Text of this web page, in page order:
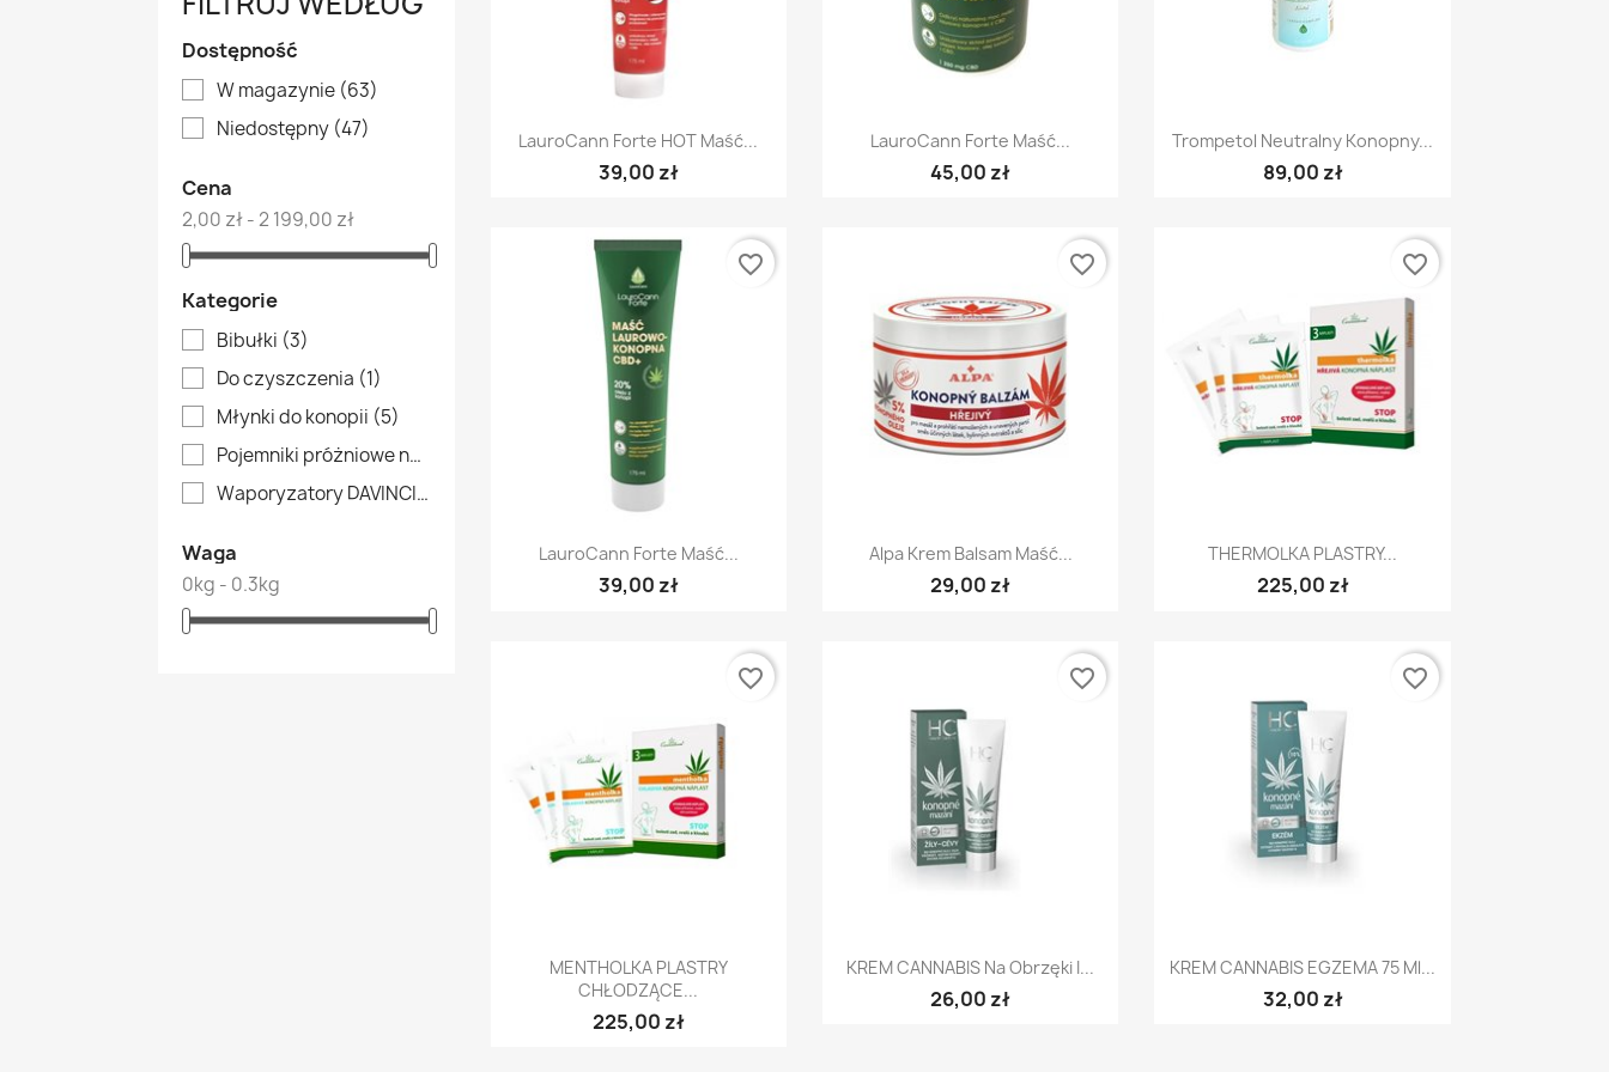
Dostępność
W magazynie (63)
Niedostępny (47)
Cena
2,00 zł - 2 199,00 zł
Kategorie
Bibułki (3)
Do czyszczenia (1)
Młynki do konopii (5)
Pojemniki próżniowe na zioła
Waporyzatory DAVINCI(1)
Waga
0kg - 0.3kg
Szybki podgląd
LauroCann Forte HOT Maść...
39,00 zł
Szybki podgląd
LauroCann Forte Maść...
45,00 zł
Szybki podgląd
Trompetol Neutralny Konopny...
89,00 zł
Szybki podgląd
LauroCann Forte Maść...
39,00 zł
favorite_border
Szybki podgląd
Alpa Krem Balsam Maść...
29,00 zł
favorite_border
Szybki podgląd
THERMOLKA PLASTRY...
225,00 zł
favorite_border
Szybki podgląd
MENTHOLKA PLASTRY
CHŁODZĄCE...
225,00 zł
favorite_border
Szybki podgląd
KREM CANNABIS Na Obrzęki I...
26,00 zł
favorite_border
Szybki podgląd
KREM CANNABIS EGZEMA 75 Ml...
32,00 zł
favorite_border